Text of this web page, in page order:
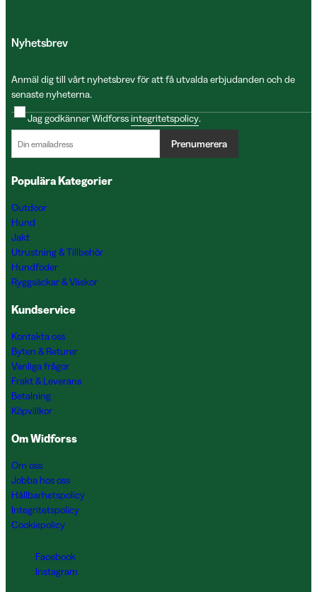
Nyhetsbrev
Anmäl dig till vårt nyhetsbrev för att få utvalda erbjudanden och de
senaste nyheterna.
Jag godkänner Widforssintegritetspolicy.
Prenumerera
Populära Kategorier
Outdoor
Hund
Jakt
Utrustning & Tillbehör
Hundfoder
Ryggsäckar & Väskor
Kundservice
Kontakta oss
Byten & Returer
Vanliga frågor
Frakt & Leverans
Betalning
Köpvillkor
Om Widforss
Om oss
Jobba hos oss
Hållbarhetspolicy
Integritetspolicy
Cookiepolicy
Facebook
Instagram